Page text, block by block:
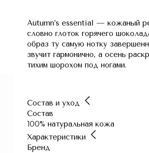
Autumn’s essential — кожаный
словно глоток горячего
образ ту самую нотку
звучит гармонично, а осень
тихим шорохом под ногами.
Состав и уход
Состав
100% натуральная кожа
Характеристики
Бренд